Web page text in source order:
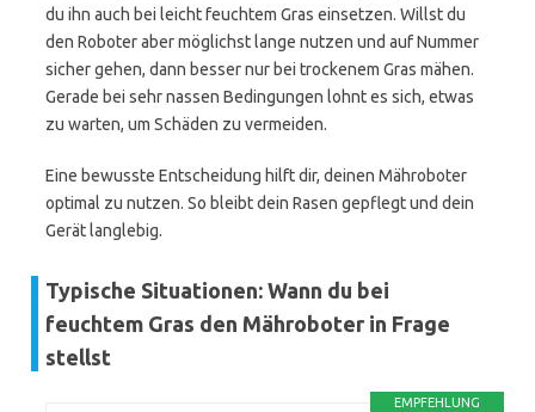
du ihn auch bei leicht feuchtem Gras einsetzen. Willst du
den Roboter aber möglichst lange nutzen und auf Nummer
sicher gehen, dann besser nur bei trockenem Gras mähen.
Gerade bei sehr nassen Bedingungen lohnt es sich, etwas
zu warten, um Schäden zu vermeiden.
Eine bewusste Entscheidung hilft dir, deinen Mähroboter
optimal zu nutzen. So bleibt dein Rasen gepflegt und dein
Gerät langlebig.
Typische Situationen: Wann du bei
feuchtem Gras den Mähroboter in Frage
stellst
EMPFEHLUNG